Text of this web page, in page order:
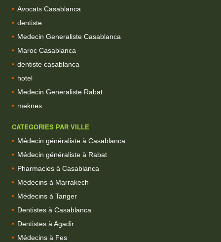
Avocats Casablanca
dentiste
Medecin Generaliste Casablanca
Maroc Casablanca
dentiste casablanca
hotel
Medecin Generaliste Rabat
meknes
CATEGORIES PAR VILLE
Médecin généraliste à Casablanca
Médecin généraliste à Rabat
Pharmacies à Casablanca
Médecins à Marrakech
Médecins à Tanger
Dentistes à Casablanca
Dentistes à Agadir
Médecins à Fes